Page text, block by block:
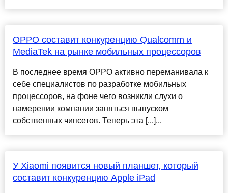
OPPO составит конкуренцию Qualcomm и
MediaTek на рынке мобильных процессоров
В последнее время OPPO активно переманивала к
себе специалистов по разработке мобильных
процессоров, на фоне чего возникли слухи о
намерении компании заняться выпуском
собственных чипсетов. Теперь эта [...]...
У Xiaomi появится новый планшет, который
составит конкуренцию Apple iPad